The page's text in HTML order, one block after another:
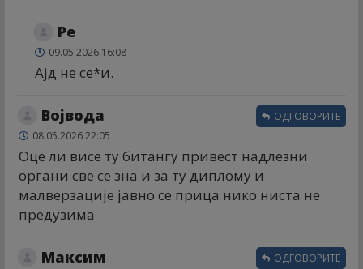
Ре
09.05.2026 16:08
Ајд не се*и.
Војвода
08.05.2026 22:05
Оце ли висе ту битангу привест надлезни
органи све се зна и за ту диплому и
малверзације јавно се прица нико ниста не
предузима
ОДГОВОРИТЕ
Максим ОДГОВОРИТЕ